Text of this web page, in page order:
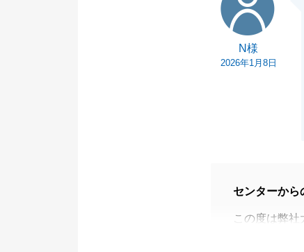
兼ねなくお申
引き続き宜し
N様
2026年1月8日
センターから
この度は弊